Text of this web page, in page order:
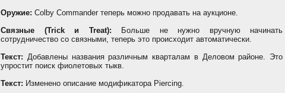
Оружие: Colby Commander теперь можно продавать на аукционе.
Связные (Trick и Treat): Больше не нужно вручную начинать
сотрудничество со связными, теперь это происходит автоматически.
Текст: Добавлены названия различным кварталам в Деловом районе. Это
упростит поиск фиолетовых тыкв.
Текст: Изменено описание модификатора Piercing.